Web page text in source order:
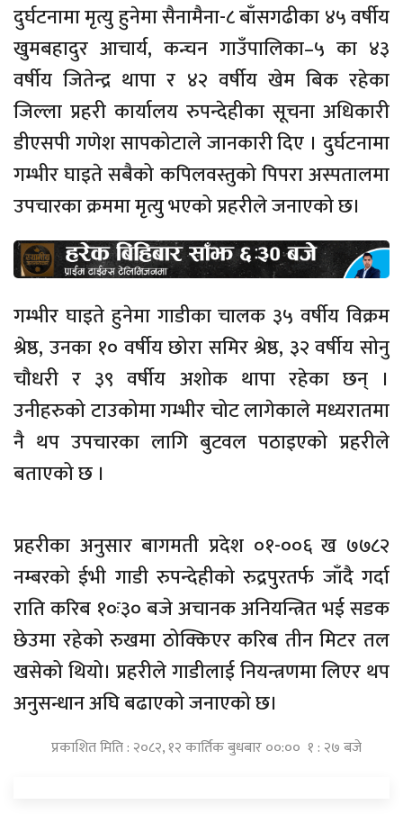
दुर्घटनामा मृत्यु हुनेमा सैनामैना-८ बाँसगढीका ४५ वर्षीय
खुमबहादुर आचार्य, कन्चन गाउँपालिका–५ का ४३
वर्षीय जितेन्द्र थापा र ४२ वर्षीय खेम बिक रहेका
जिल्ला प्रहरी कार्यालय रुपन्देहीका सूचना अधिकारी
डीएसपी गणेश सापकोटाले जानकारी दिए । दुर्घटनामा
गम्भीर घाइते सबैको कपिलवस्तुको पिपरा अस्पतालमा
उपचारका क्रममा मृत्यु भएको प्रहरीले जनाएको छ।
गम्भीर घाइते हुनेमा गाडीका चालक ३५ वर्षीय विक्रम
श्रेष्ठ, उनका १० वर्षीय छोरा समिर श्रेष्ठ, ३२ वर्षीय सोनु
चौधरी र ३९ वर्षीय अशोक थापा रहेका छन् ।
उनीहरुको टाउकोमा गम्भीर चोट लागेकाले मध्यरातमा
नै थप उपचारका लागि बुटवल पठाइएको प्रहरीले
बताएको छ ।
प्रहरीका अनुसार बागमती प्रदेश ०१-००६ ख ७७८२
नम्बरको ईभी गाडी रुपन्देहीको रुद्रपुरतर्फ जाँदै गर्दा
राति करिब १०ः३० बजे अचानक अनियन्त्रित भई सडक
छेउमा रहेको रुखमा ठोक्किएर करिब तीन मिटर तल
खसेको थियो। प्रहरीले गाडीलाई नियन्त्रणमा लिएर थप
अनुसन्धान अघि बढाएको जनाएको छ।
प्रकाशित मिति : २०८२, १२ कार्तिक बुधबार ००:०० १ : २७ बजे